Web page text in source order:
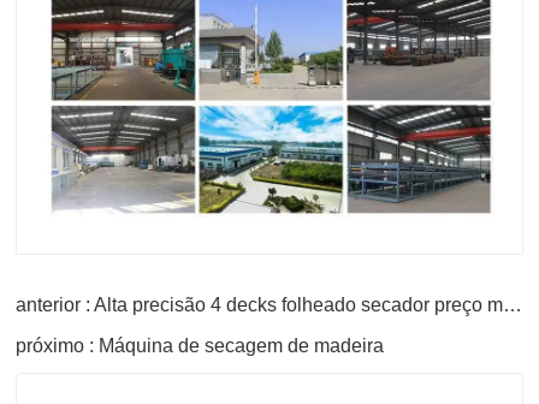
anterior : Alta precisão 4 decks folheado secador preço máquina de secagem compensado folheado rolo secador
próximo : Máquina de secagem de madeira